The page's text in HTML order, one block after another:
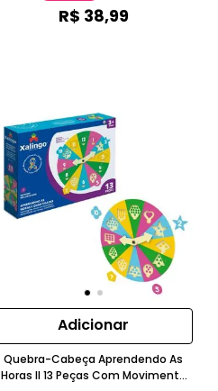
R$ 38,99
Adicionar
Quebra-Cabeça Aprendendo As
Horas II 13 Peças Com Movimento